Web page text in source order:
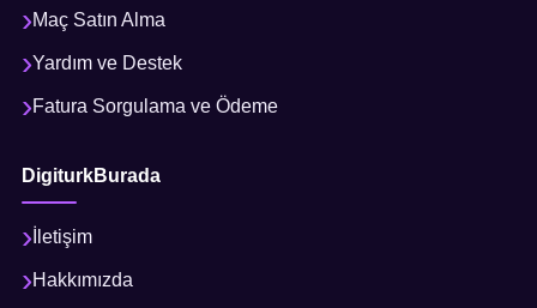
Maç Satın Alma
Yardım ve Destek
Fatura Sorgulama ve Ödeme
DigiturkBurada
İletişim
Hakkımızda